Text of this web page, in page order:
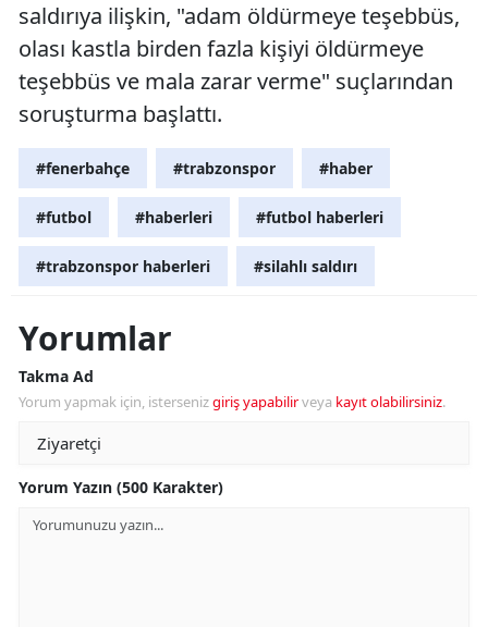
saldırıya ilişkin, "adam öldürmeye teşebbüs,
olası kastla birden fazla kişiyi öldürmeye
teşebbüs ve mala zarar verme" suçlarından
soruşturma başlattı.
#fenerbahçe #trabzonspor #haber
#futbol #haberleri #futbol haberleri
#trabzonspor haberleri #silahlı saldırı
Yorumlar
Takma Ad
Yorum yapmak için, istersenizgiriş yapabilirveya kayıt olabilirsiniz.
Yorum Yazın (500 Karakter)